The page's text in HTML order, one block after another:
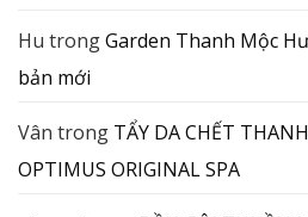
Hu trongGarden Thanh Mộc
bản mới
Vân trong TẨY DA CHẾT
OPTIMUS ORIGINAL SPA